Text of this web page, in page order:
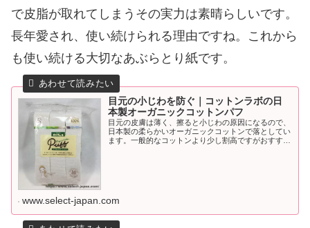
で皮脂が取れてしまうその実力は素晴らしいです。
長年愛され、使い続けられる理由ですね。これから
も使い続ける大切なあぶらとり紙です。
目元の小じわを防ぐ｜コットンラボの日
本製オーガニックコットンパフ
目元の皮膚は薄く、擦ると小じわの原因になるので、
日本製の柔らかいオーガニックコットンで落としてい
ます。一般的なコットンより少し割高ですがおすすめ
www.select-japan.com